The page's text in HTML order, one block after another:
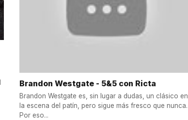
Brandon Westgate - 5&5 con Ricta
Brandon Westgate es, sin lugar a dudas, un clásico en
la escena del patín, pero sigue más fresco que nunca.
Por eso...